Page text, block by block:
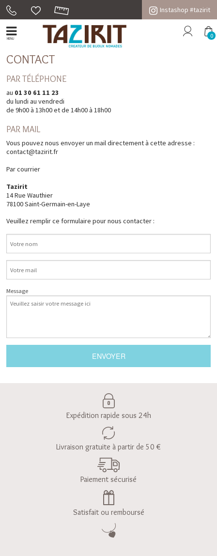
Instashop #tazirit
MENU 0
CONTACT
PAR TÉLÉPHONE
au 01 30 61 11 23
du lundi au vendredi
de 9h00 à 13h00 et de 14h00 à 18h00
PAR MAIL
Vous pouvez nous envoyer un mail directement à cette adresse :
contact@tazirit.fr
Par courrier
Tazirit
14 Rue Wauthier
78100 Saint-Germain-en-Laye
Veuillez remplir ce formulaire pour nous contacter :
Message
ENVOYER
Expédition rapide sous 24h
Livraison gratuite à partir de 50 €
Paiement sécurisé
Satisfait ou remboursé